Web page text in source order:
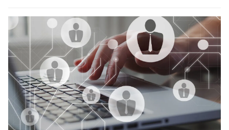
operazioni, bensì comporta […]